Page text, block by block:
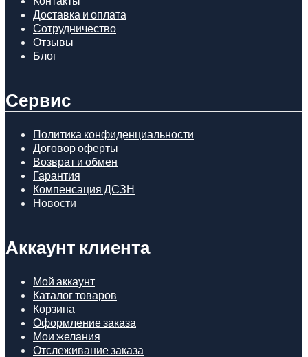
Доставка и оплата
Сотрудничество
Отзывы
Блог
Сервис
Политика конфиденциальности
Договор оферты
Возврат и обмен
Гарантия
Компенсация ДСЗН
Новости
Аккаунт клиента
Мой аккаунт
Каталог товаров
Корзина
Оформление заказа
Мои желания
Отслеживание заказа